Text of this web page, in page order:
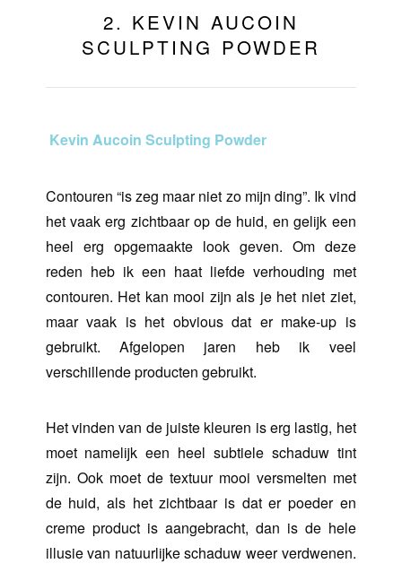
2. KEVIN AUCOIN
SCULPTING POWDER
Kevin Aucoin Sculpting Powder
Contouren “is zeg maar niet zo mijn ding”. Ik vind
het vaak erg zichtbaar op de huid, en gelijk een
heel erg opgemaakte look geven. Om deze
reden heb ik een haat liefde verhouding met
contouren. Het kan mooi zijn als je het niet ziet,
maar vaak is het obvious dat er make-up is
gebruikt. Afgelopen jaren heb ik veel
verschillende producten gebruikt.
Het vinden van de juiste kleuren is erg lastig, het
moet namelijk een heel subtiele schaduw tint
zijn. Ook moet de textuur mooi versmelten met
de huid, als het zichtbaar is dat er poeder en
creme product is aangebracht, dan is de hele
illusie van natuurlijke schaduw weer verdwenen.